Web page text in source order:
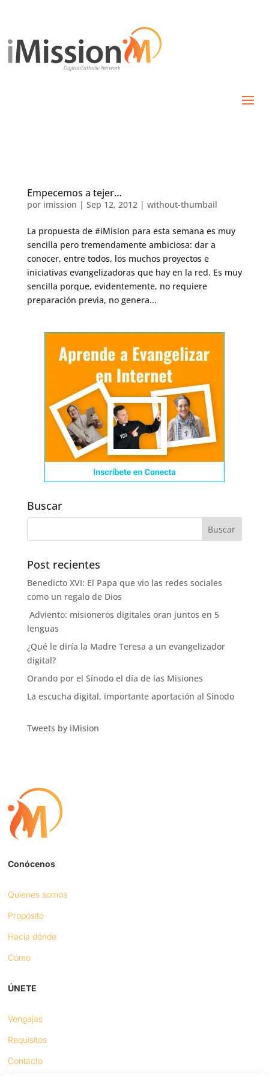
Empecemos a tejer…
por imission | Sep 12, 2012| without-thumbail
La propuesta de #iMision para esta semana es muy
sencilla pero tremendamente ambiciosa: dar a
conocer, entre todos, los muchos proyectos e
iniciativas evangelizadoras que hay en la red. Es muy
sencilla porque, evidentemente, no requiere
preparación previa, no genera...
Buscar
Post recientes
Benedicto XVI: El Papa que vio las redes sociales
como un regalo de Dios
Adviento: misioneros digitales oran juntos en 5
lenguas
¿Qué le diría la Madre Teresa a un evangelizador
digital?
Orando por el Sínodo el día de las Misiones
La escucha digital, importante aportación al Sínodo
Tweets by iMision
Conócenos
Quienes somos
Propósito
Hacia dónde
Cómo
ÚNETE
Vengajas
Requisitos
Contacto